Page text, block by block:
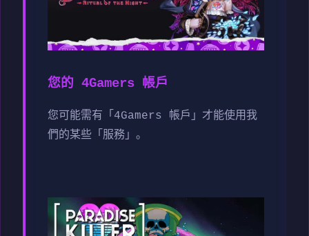
您的 4Gamers 帳戶
您可能需有「4Gamers 帳戶」才能使用我
們的某些「服務」。